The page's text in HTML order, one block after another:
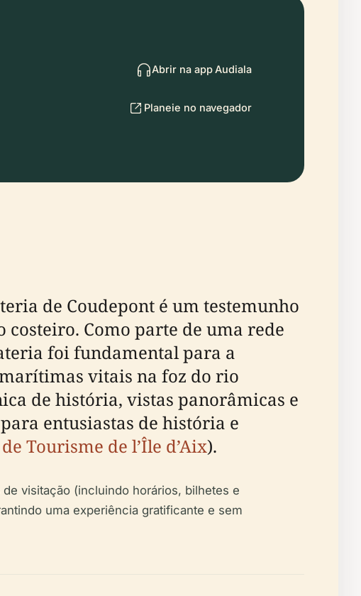
Abrir na app Audiala
Planeie no navegador
de Coudepont é um testemunho
Como parte de uma rede
foi fundamental para a
vitais na foz do rio
de história, vistas panorâmicas e
entusiastas de história e
Tourisme de l’Île d’Aix).
visitação (incluindo horários, bilhetes e
uma experiência gratificante e sem